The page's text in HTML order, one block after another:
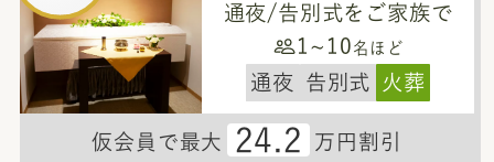
通夜/告別式をご家族で
1~10 名ほど
通夜 告別式 火葬
仮会員で最大 24.2 万円割引